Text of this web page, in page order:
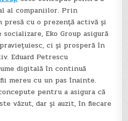
al companiilor. Prin
cu o prezență activă și
Eko Group asigură
ci și prosperă în
Eduard Petrescu
digitală în continuă
mereu cu un pas înainte.
pentru a asigura că
văzut, dar și auzit, în fiecare